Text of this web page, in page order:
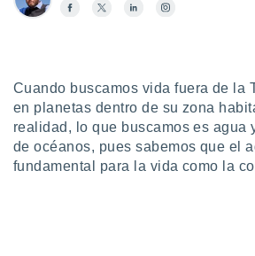
y
nuestra
y
Cuando buscamos vida fuera de la
en planetas dentro de su zona
realidad, lo que buscamos es agua
de océanos, pues sabemos que el
fundamental para la vida como la